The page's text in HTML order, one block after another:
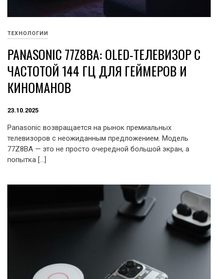
ТЕХНОЛОГИИ
PANASONIC 77Z8BA: OLED-ТЕЛЕВИЗОР С
ЧАСТОТОЙ 144 ГЦ ДЛЯ ГЕЙМЕРОВ И
КИНОМАНОВ
23.10.2025
Panasonic возвращается на рынок премиальных
телевизоров с неожиданным предложением. Модель
77Z8BA — это не просто очередной большой экран, а
попытка […]